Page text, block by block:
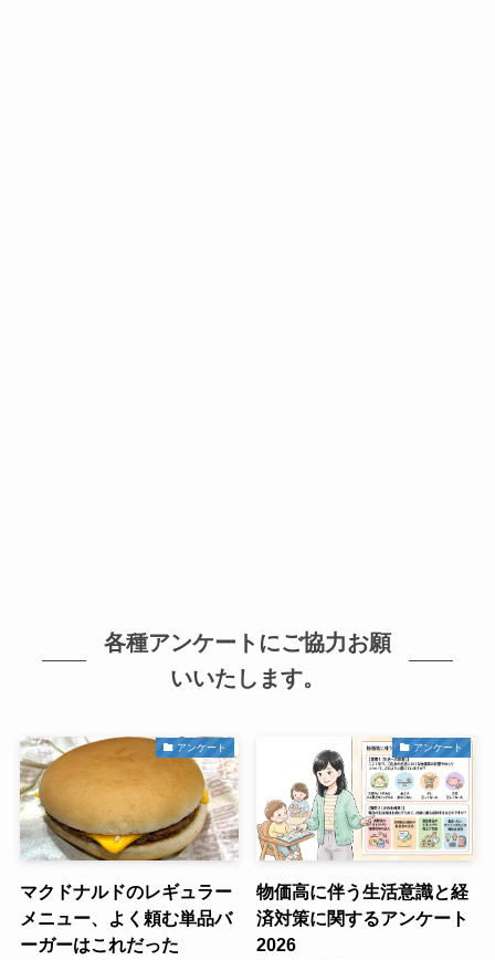
各種アンケートにご協力お願
いいたします。
アンケート
マクドナルドのレギュラー
メニュー、よく頼む単品バ
ーガーはこれだった
アンケート
物価高に伴う生活意識と経
済対策に関するアンケート
2026